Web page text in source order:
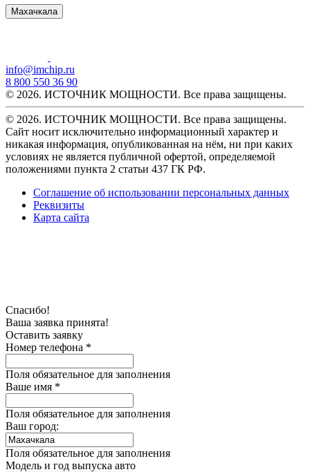
Махачкала
info@imchip.ru
8 800 550 36 90
© 2026. ИСТОЧНИК МОЩНОСТИ. Все права защищены.
© 2026. ИСТОЧНИК МОЩНОСТИ. Все права защищены.
Сайт носит исключительно информационный характер и
никакая информация, опубликованная на нём, ни при каких
условиях не является публичной офертой, определяемой
положениями пункта 2 статьи 437 ГК РФ.
Соглашение об использовании персональных данных
Реквизиты
Карта сайта
Спасибо!
Ваша заявка принята!
Оставить заявку
Номер телефона *
Поля обязательное для заполнения
Ваше имя *
Поля обязательное для заполнения
Ваш город:
Поля обязательное для заполнения
Модель и год выпуска авто